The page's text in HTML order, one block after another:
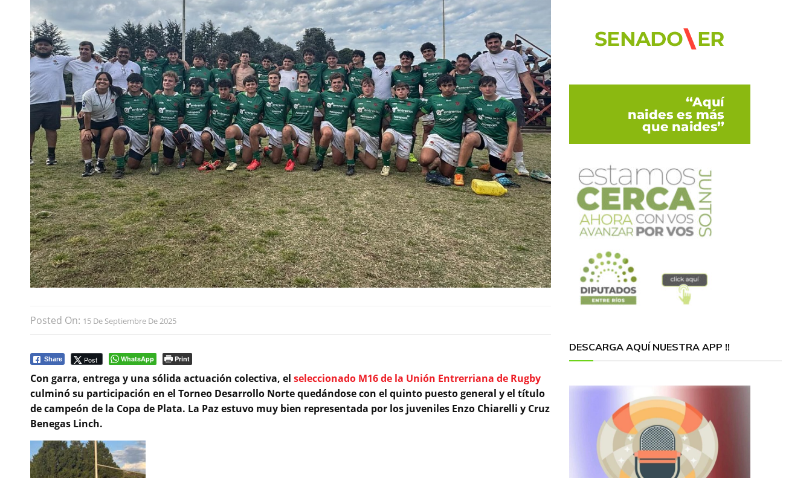
Posted On: 15 De Septiembre De 2025
Share Post WhatsApp Print
Con garra, entrega y una sólida actuación colectiva, el seleccionado M16 de la Unión Entrerriana de Rugby
culminó su participación en el Torneo Desarrollo Norte quedándose con el quinto puesto general y el título
de campeón de la Copa de Plata. La Paz estuvo muy bien representada por los juveniles Enzo Chiarelli y Cruz
Benegas Linch.
DESCARGA AQUÍ NUESTRA APP !!